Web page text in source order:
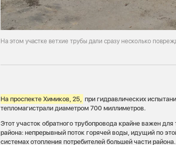
На этом участке ветхие трубы дали сразу несколько
На проспекте Химиков, 25,
при гидравлических
тепломагистрали диаметром 700 миллиметров.
Этот участок обратного трубопровода крайне важен
района: непрерывный поток горячей воды, идущий по
системах отопления потребителей большей части